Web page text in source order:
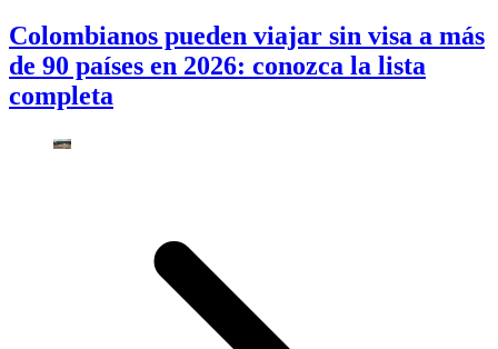
Colombianos pueden viajar sin visa a más
de 90 países en 2026: conozca la lista
completa